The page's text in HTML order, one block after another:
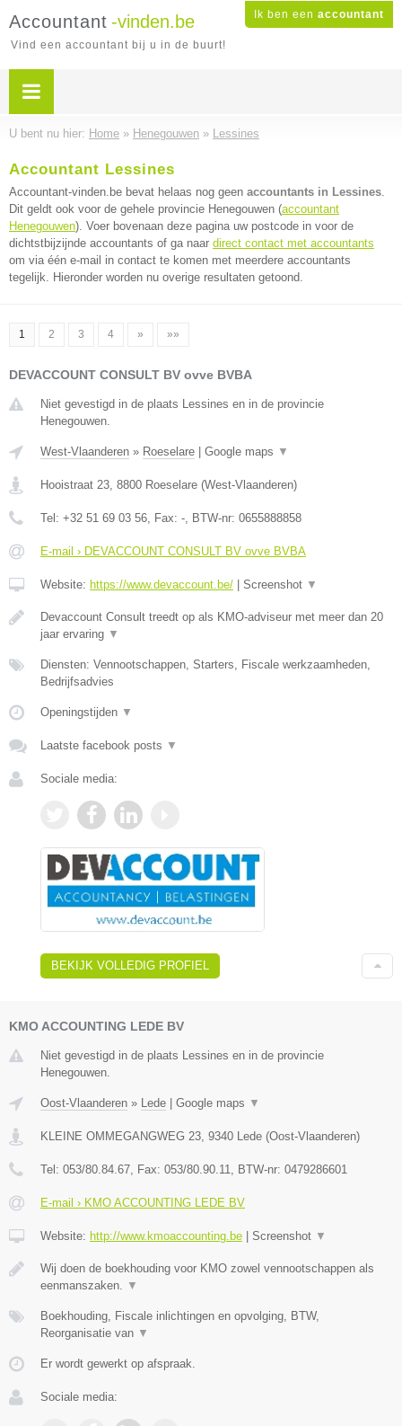
Ik ben een accountant
Accountant -vinden.be
Vind een accountant bij u in de buurt!
U bent nu hier: Home » Henegouwen » Lessines
Accountant Lessines
Accountant-vinden.be bevat helaas nog geen accountants in Lessines.
Dit geldt ook voor de gehele provincie Henegouwen (accountant
Henegouwen). Voer bovenaan deze pagina uw postcode in voor de
dichtstbijzijnde accountants of ga naar direct contact met accountants
om via één e-mail in contact te komen met meerdere accountants
tegelijk. Hieronder worden nu overige resultaten getoond.
1 2 3 4 » »»
DEVACCOUNT CONSULT BV ovve BVBA
Niet gevestigd in de plaats Lessines en in de provincie
Henegouwen.
West-Vlaanderen » Roeselare Google maps ▼
Hooistraat 23, 8800 Roeselare (West-Vlaanderen)
Tel: +32 51 69 03 56, Fax: -, BTW-nr: 0655888858
E-mail › DEVACCOUNT CONSULT BV ovve BVBA
Website: https://www.devaccount.be/ Screenshot ▼
Devaccount Consult treedt op als KMO-adviseur met meer dan 20
jaar ervaring ▼
Diensten: Vennootschappen, Starters, Fiscale werkzaamheden,
Bedrijfsadvies
Openingstijden ▼
Laatste facebook posts ▼
Sociale media:
BEKIJK VOLLEDIG PROFIEL
KMO ACCOUNTING LEDE BV
Niet gevestigd in de plaats Lessines en in de provincie
Henegouwen.
Oost-Vlaanderen » Lede Google maps ▼
KLEINE OMMEGANGWEG 23, 9340 Lede (Oost-Vlaanderen)
Tel: 053/80.84.67, Fax: 053/80.90.11, BTW-nr: 0479286601
E-mail › KMO ACCOUNTING LEDE BV
Website: http://www.kmoaccounting.be Screenshot ▼
Wij doen de boekhouding voor KMO zowel vennootschappen als
eenmanszaken. ▼
Boekhouding, Fiscale inlichtingen en opvolging, BTW,
Reorganisatie van ▼
Er wordt gewerkt op afspraak.
Sociale media: